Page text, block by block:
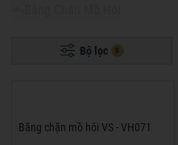
Bộ lọc 0
Băng chặn mồ hôi VS - VH071